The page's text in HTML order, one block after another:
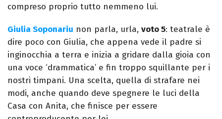
compreso proprio tutto nemmeno lui.
Giulia Soponariu non parla, urla, voto 5: teatrale è
dire poco con Giulia, che appena vede il padre si
inginocchia a terra e inizia a gridare dalla gioia con
una voce ‘drammatica’ e fin troppo squillante per i
nostri timpani. Una scelta, quella di strafare nei
modi, anche quando deve spegnere le luci della
Casa con Anita, che finisce per essere